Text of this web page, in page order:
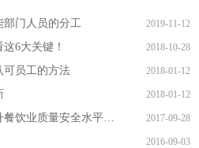
部门人员的分工 2019-11-12
6大关键！ 2018-10-28
可员工的方法 2018-01-12
2018-01-12
国务院食品安全办等14部门关于提升餐饮业质量安全水平的意见 2017-09-28
2016-09-03